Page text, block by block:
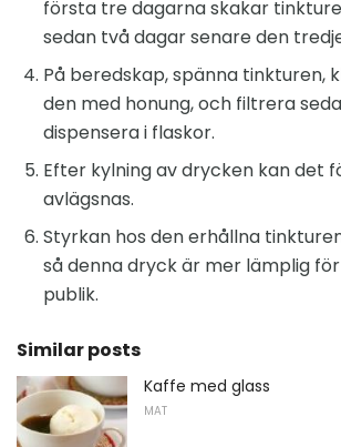
första tre dagarna skakar
sedan två dagar senare den
På beredskap, spänna tinkturen,
den med honung, och filtrera
dispensera i flaskor.
Efter kylning av drycken kan det
avlägsnas.
Styrkan hos den erhållna
så denna dryck är mer lämplig
publik.
Similar posts
Kaffe med glass
MAT